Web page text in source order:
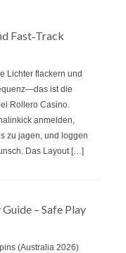
Fast‑Track
Lichter flackern und
ist die
Rollero Casino.
anmelden,
zu jagen, und loggen
Das Layout […]
– Safe Play
(Australia 2026)